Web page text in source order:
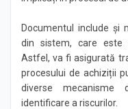
Documentul include și
din sistem, care este
Astfel, va fi asigurată
procesului de achiziții
diverse mecanisme
identificare a riscurilor.